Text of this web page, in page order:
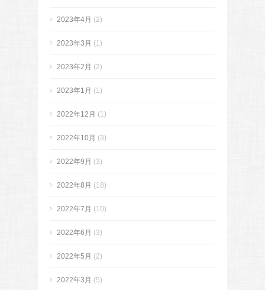
2023年4月 (2)
2023年3月 (1)
2023年2月 (2)
2023年1月 (1)
2022年12月 (1)
2022年10月 (3)
2022年9月 (3)
2022年8月 (18)
2022年7月 (10)
2022年6月 (3)
2022年5月 (2)
2022年3月 (5)